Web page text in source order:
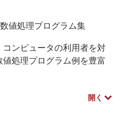
値処理プログラム集
ンピュータの利用者を対
処理プログラム例を豊富
用の計算機に変更すること
開く